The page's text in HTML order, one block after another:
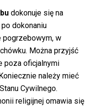
dokonuje się na
dokonaniu
pogrzebowym, w
Można przyjść
poza oficjalnymi
należy mieć
Cywilnego.
religijnej omawia się